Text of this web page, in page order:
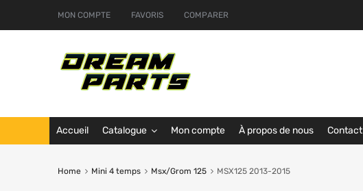
MON COMPTE FAVORIS COMPARER
Accueil Catalogue Mon compte À propos de nous Contact
Home Mini 4 temps Msx/Grom 125 MSX125 2013-2015